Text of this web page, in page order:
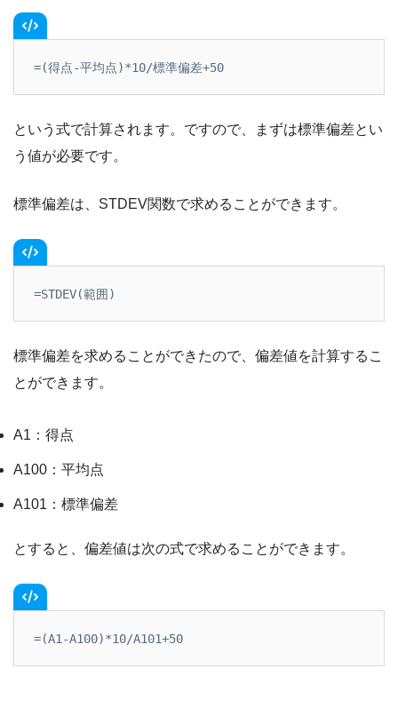
=(得点-平均点)*10/標準偏差+50
という式で計算されます。ですので、まずは標準偏差とい
う値が必要です。
標準偏差は、STDEV関数で求めることができます。
=STDEV(範囲)
標準偏差を求めることができたので、偏差値を計算するこ
とができます。
A1：得点
A100：平均点
A101：標準偏差
とすると、偏差値は次の式で求めることができます。
=(A1-A100)*10/A101+50